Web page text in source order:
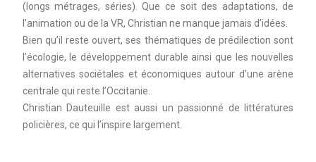
(longs métrages, séries). Que ce soit des adaptations, de
l’animation ou de la VR, Christian ne manque jamais d’idées.
Bien qu’il reste ouvert, ses thématiques de prédilection sont
l’écologie, le développement durable ainsi que les nouvelles
alternatives sociétales et économiques autour d’une arène
centrale qui reste l’Occitanie.
Christian Dauteuille est aussi un passionné de littératures
policières, ce qui l’inspire largement.